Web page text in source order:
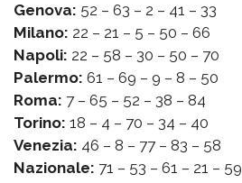
Genova: 52 – 63 – 2 – 41 – 33
Milano: 22 – 21 – 5 – 50 – 66
Napoli: 22 – 58 – 30 – 50 – 70
Palermo: 61 – 69 – 9 – 8 – 50
Roma: 7 – 65 – 52 – 38 – 84
Torino: 18 – 4 – 70 – 34 – 40
Venezia: 46 – 8 – 77 – 83 – 58
Nazionale: 71 – 53 – 61 – 21 – 59